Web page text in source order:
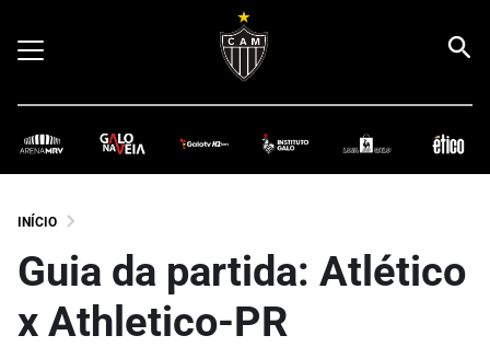
INÍCIO
Guia da partida: Atlético
x Athletico-PR